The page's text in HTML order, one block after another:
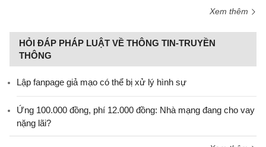
Xem thêm
HỎI ĐÁP PHÁP LUẬT VỀ THÔNG TIN-TRUYỀN
THÔNG
Lập fanpage giả mạo có thể bị xử lý hình sự
Ứng 100.000 đồng, phí 12.000 đồng: Nhà mạng đang cho vay
nặng lãi?